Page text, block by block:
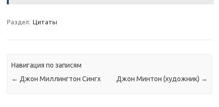
Раздел: Цитаты
Навигация по записям
← Джон Миллингтон Сингх Джон Минтон (художник) →